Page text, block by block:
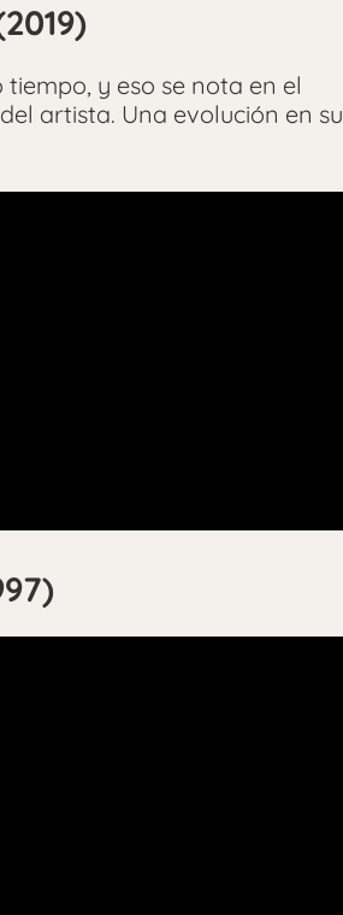
y eso se nota en el
artista. Una evolución en su